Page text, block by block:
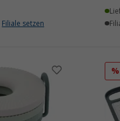
Filiale setzen
%